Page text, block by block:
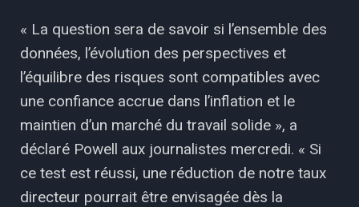
« La question sera de savoir si l’ensemble des
données, l’évolution des perspectives et
l’équilibre des risques sont compatibles avec
une confiance accrue dans l’inflation et le
maintien d’un marché du travail solide », a
déclaré Powell aux journalistes mercredi. « Si
ce test est réussi, une réduction de notre taux
directeur pourrait être envisagée dès la